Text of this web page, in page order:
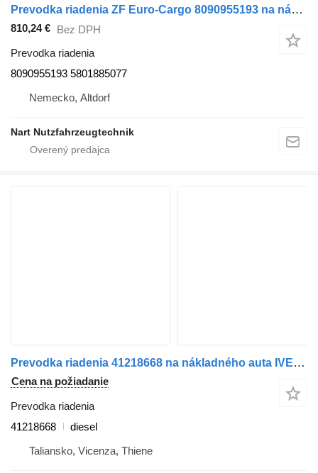
Prevodka riadenia ZF Euro-Cargo 8090955193 na nákladného auta IVECO Euro-Cargo
810,24 € Bez DPH
Prevodka riadenia
8090955193 5801885077
Nemecko, Altdorf
Nart Nutzfahrzeugtechnik
Prevodka riadenia 41218668 na nákladného auta IVECO Stralis 2007>2013
Cena na požiadanie
Prevodka riadenia
41218668
diesel
Taliansko, Vicenza, Thiene